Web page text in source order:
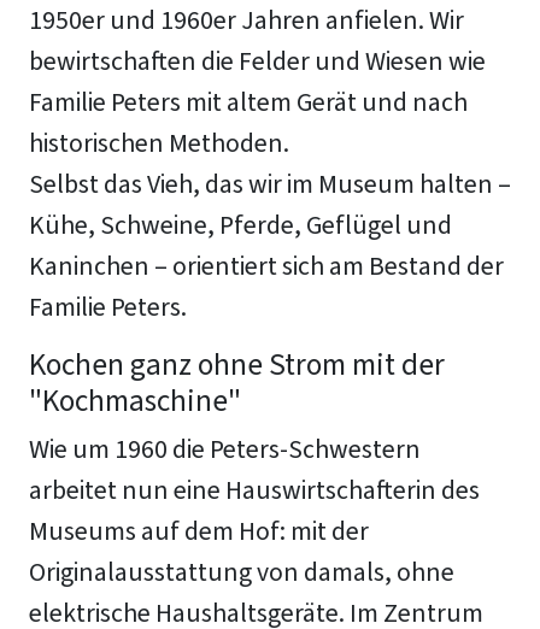
1950er und 1960er Jahren anfielen. Wir
bewirtschaften die Felder und Wiesen wie
Familie Peters mit altem Gerät und nach
historischen Methoden.
Selbst das Vieh, das wir im Museum halten –
Kühe, Schweine, Pferde, Geflügel und
Kaninchen – orientiert sich am Bestand der
Familie Peters.
Kochen ganz ohne Strom mit der
"Kochmaschine"
Wie um 1960 die Peters-Schwestern
arbeitet nun eine Hauswirtschafterin des
Museums auf dem Hof: mit der
Originalausstattung von damals, ohne
elektrische Haushaltsgeräte. Im Zentrum